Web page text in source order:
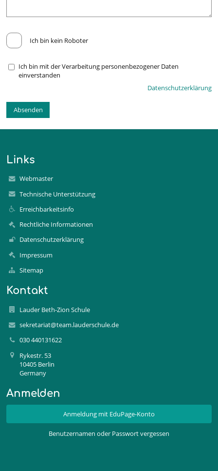
Ich bin kein Roboter
Ich bin mit der Verarbeitung personenbezogener Daten
einverstanden
Datenschutzerklärung
Links
Webmaster
Technische Unterstützung
Erreichbarkeitsinfo
Rechtliche Informationen
Datenschutzerklärung
Impressum
Sitemap
Kontakt
Lauder Beth-Zion Schule
sekretariat@team.lauderschule.de
030 440131622
Rykestr. 53
10405 Berlin
Germany
Anmelden
Anmeldung mit EduPage-Konto
Benutzernamen oder Passwort vergessen